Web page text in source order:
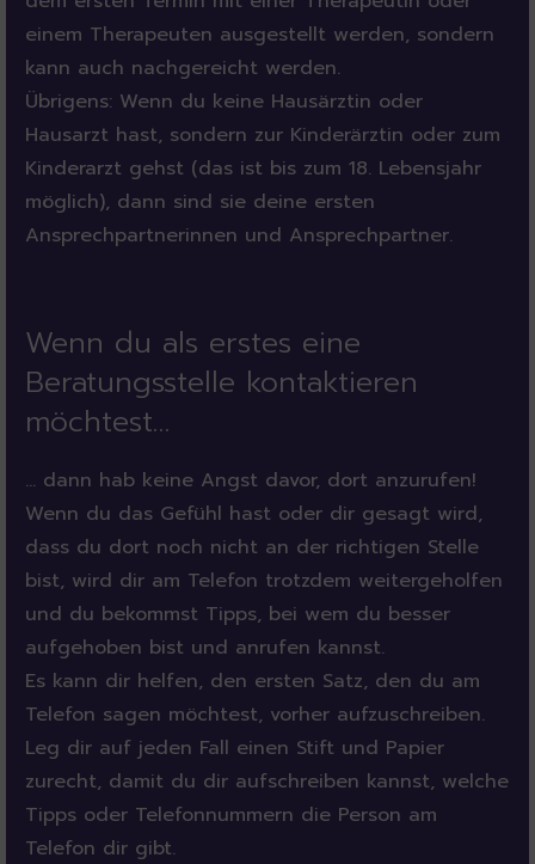
einem Therapeuten ausgestellt werden, sondern
kann auch nachgereicht werden.
Übrigens: Wenn du keine Hausärztin oder
Hausarzt hast, sondern zur Kinderärztin oder zum
Kinderarzt gehst (das ist bis zum 18. Lebensjahr
möglich), dann sind sie deine ersten
Ansprechpartnerinnen und Ansprechpartner.
Wenn du als erstes eine
Beratungsstelle kontaktieren
möchtest…
… dann hab keine Angst davor, dort anzurufen!
Wenn du das Gefühl hast oder dir gesagt wird,
dass du dort noch nicht an der richtigen Stelle
bist, wird dir am Telefon trotzdem weitergeholfen
und du bekommst Tipps, bei wem du besser
aufgehoben bist und anrufen kannst.
Es kann dir helfen, den ersten Satz, den du am
Telefon sagen möchtest, vorher aufzuschreiben.
Leg dir auf jeden Fall einen Stift und Papier
zurecht, damit du dir aufschreiben kannst, welche
Tipps oder Telefonnummern die Person am
Telefon dir gibt.